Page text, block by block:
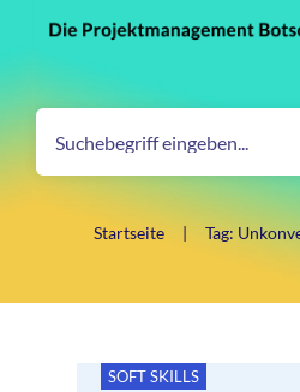
Startseite |
SOFT SKILLS